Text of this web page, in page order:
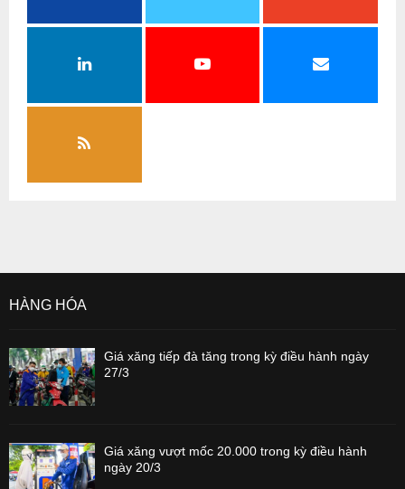
HÀNG HÓA
Giá xăng tiếp đà tăng trong kỳ điều hành ngày
27/3
Giá xăng vượt mốc 20.000 trong kỳ điều hành
ngày 20/3